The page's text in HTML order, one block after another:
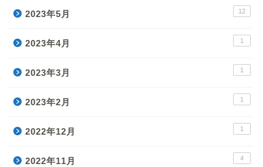
2023年5月 12
2023年4月 1
2023年3月 1
2023年2月 1
2022年12月 1
2022年11月 4